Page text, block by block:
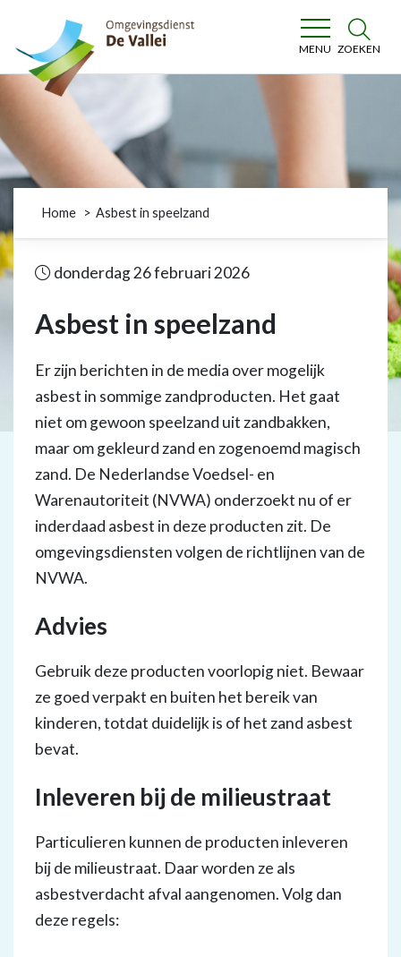
Omgevingsdienst De Vallei
MENU ZOEKEN
Home Asbest in speelzand
donderdag 26 februari 2026
Asbest in speelzand
Er zijn berichten in de media over mogelijk
asbest in sommige zandproducten. Het gaat
niet om gewoon speelzand uit zandbakken,
maar om gekleurd zand en zogenoemd magisch
zand. De Nederlandse Voedsel- en
Warenautoriteit (NVWA) onderzoekt nu of er
inderdaad asbest in deze producten zit. De
omgevingsdiensten volgen de richtlijnen van de
NVWA.
Advies
Gebruik deze producten voorlopig niet. Bewaar
ze goed verpakt en buiten het bereik van
kinderen, totdat duidelijk is of het zand asbest
bevat.
Inleveren bij de milieustraat
Particulieren kunnen de producten inleveren
bij de milieustraat. Daar worden ze als
asbestverdacht afval aangenomen. Volg dan
deze regels: